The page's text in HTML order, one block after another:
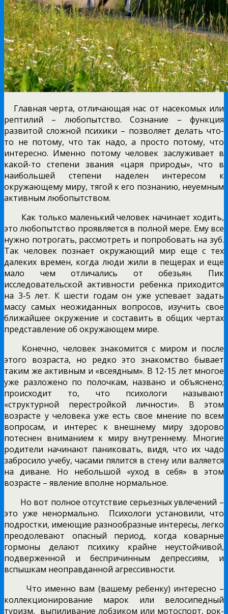
Главная черта, отличающая нас от насекомых или
рептилий – любопытство. Сознание – функция
развитой сложной психики – позволяет делать что-
то не потому, что так надо, а просто потому, что
интересно. Именно потому человек заслуживает в
какой-то степени звания «царя природы», что в
наибольшей степени наделен интересом к
окружающему миру, тягой к его познанию, неуемным
активным любопытством.
Как только маленький человек начинает ходить,
это любопытство проявляется в полной мере. Ему все
нужно потрогать, рассмотреть и попробовать на зуб.
Так человек познает окружающий мир еще с тех
далеких времен, когда люди жили в пещерах и еще
мало чем отличались от обезьян. Пик
исследовательской активности ребенка приходится
на 3-5 лет. К шести годам он уже успевает задать
массу самых неожиданных вопросов, изучить свое
ближайшее окружение и составить в общих чертах
представление об окружающем мире.
Конечно, человек знакомится с миром и после
этого возраста, но редко это знакомство бывает
таким же активным и «всеядным». В 12-15 лет многое
уже разложено по полочкам, названо и объяснено;
происходит то, что психологи называют
«структурной перестройкой личности». В этом
возрасте у человека уже есть свое мнение по всем
вопросам, и интерес к внешнему миру здорово
потеснен вниманием к миру внутреннему. Многие
родители начинают паниковать, видя, что их чадо
забросило учебу, часами пялится в стену или валяется
на диване. Но небольшой «уход в себя» в этом
возрасте – явление вполне нормальное.
Но вот полное отсутствие серьезных увлечений –
это уже ненормально. Психологи установили, что
подростки, имеющие разнообразные интересы, легко
преодолевают опасный период, когда коварные
гормоны делают психику крайне неустойчивой,
подверженной и беспричинным депрессиям, и
вспышкам неоправданной агрессивности.
Что именно вам (вашему ребенку) интересно –
коллекционирование марок или велосипедный
туризм, выпиливание лобзиком или мотоспорт, рок-